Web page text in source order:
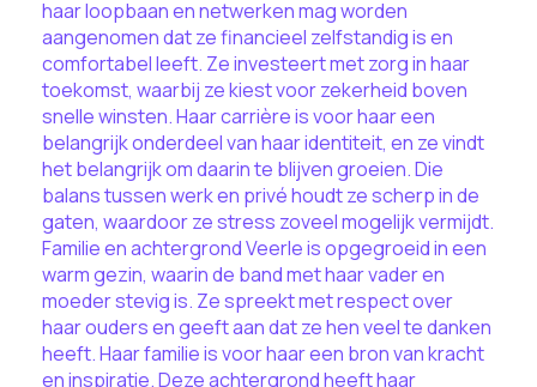
haar loopbaan en netwerken mag worden
aangenomen dat ze financieel zelfstandig is en
comfortabel leeft. Ze investeert met zorg in haar
toekomst, waarbij ze kiest voor zekerheid boven
snelle winsten. Haar carrière is voor haar een
belangrijk onderdeel van haar identiteit, en ze vindt
het belangrijk om daarin te blijven groeien. Die
balans tussen werk en privé houdt ze scherp in de
gaten, waardoor ze stress zoveel mogelijk vermijdt.
Familie en achtergrond Veerle is opgegroeid in een
warm gezin, waarin de band met haar vader en
moeder stevig is. Ze spreekt met respect over
haar ouders en geeft aan dat ze hen veel te danken
heeft. Haar familie is voor haar een bron van kracht
en inspiratie. Deze achtergrond heeft haar